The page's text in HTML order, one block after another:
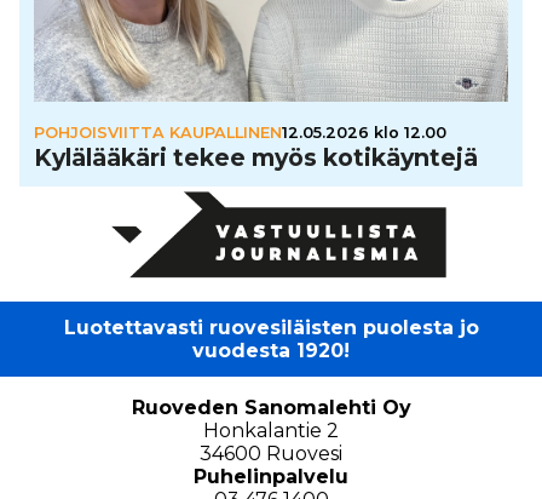
POHJOISVIITTA KAUPALLINEN12.05.2026 klo 12.00
Kylä­lää­käri tekee myös koti­käyn­tejä
Luotettavasti ruovesiläisten puolesta jo
vuodesta 1920!
Ruoveden Sanomalehti Oy
Honkalantie 2
34600 Ruovesi
Puhelinpalvelu